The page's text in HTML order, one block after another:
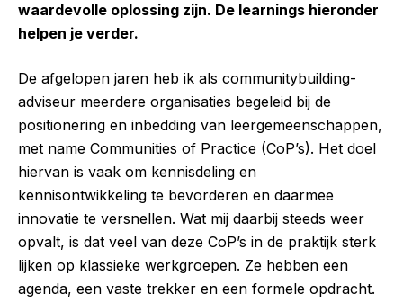
waardevolle oplossing zijn. De learnings hieronder
helpen je verder.
De afgelopen jaren heb ik als communitybuilding-
adviseur meerdere organisaties begeleid bij de
positionering en inbedding van leergemeenschappen,
met name Communities of Practice (CoP’s). Het doel
hiervan is vaak om kennisdeling en
kennisontwikkeling te bevorderen en daarmee
innovatie te versnellen. Wat mij daarbij steeds weer
opvalt, is dat veel van deze CoP’s in de praktijk sterk
lijken op klassieke werkgroepen. Ze hebben een
agenda, een vaste trekker en een formele opdracht.